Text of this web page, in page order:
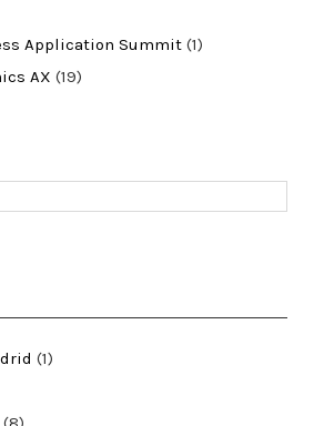
Application Summit (1)
AX (19)
(1)